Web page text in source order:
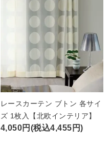
レースカーテン ブトン 各サイ
ズ 1枚入【北欧インテリア】
4,050円(税込4,455円)